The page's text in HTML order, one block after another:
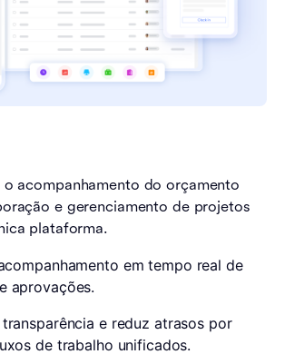
acompanhamento do orçamento
e gerenciamento de projetos
plataforma.
em tempo real de
aprovações.
e reduz atrasos por
de trabalho unificados.